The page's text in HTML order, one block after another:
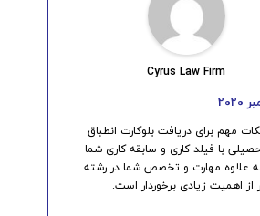
Cyrus Law Firm
مهم برای دریافت بلوکارت انطباق
با فیلد کاری و سابقه کاری شما
علاوه مهارت و تخصص شما در رشته
از اهمیت زیادی برخوردار است.